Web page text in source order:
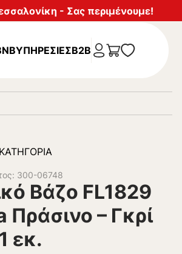
- Σας περιμένουμε!
ΥΠΗΡΕΣΊΕΣB2B
300-06748
Βάζο FL1829
Πράσινο – Γκρί
εκ.